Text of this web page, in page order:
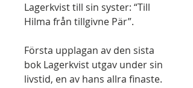
Lagerkvist till sin syster: “Till
Hilma från tillgivne Pär”.
Första upplagan av den sista
bok Lagerkvist utgav under sin
livstid, en av hans allra finaste.